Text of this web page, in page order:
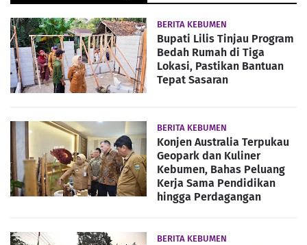
BERITA KEBUMEN
Bupati Lilis Tinjau Program
Bedah Rumah di Tiga
Lokasi, Pastikan Bantuan
Tepat Sasaran
BERITA KEBUMEN
Konjen Australia Terpukau
Geopark dan Kuliner
Kebumen, Bahas Peluang
Kerja Sama Pendidikan
hingga Perdagangan
BERITA KEBUMEN